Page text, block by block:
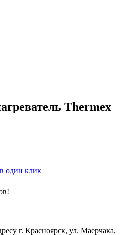
Thermex
один клик
г. Красноярск, ул. Маерчака,